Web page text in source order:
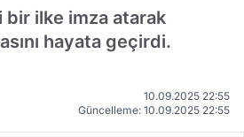
bir ilke imza atarak
hayata geçirdi.
10.09.2025 22:55
Güncelleme: 10.09.2025 22:55